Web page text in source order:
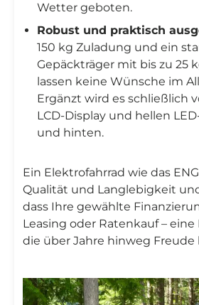
Wetter geboten.
Robust und praktisch
150 kg Zuladung und ein
Gepäckträger mit bis zu 25
lassen keine Wünsche im
Ergänzt wird es schließlich
LCD-Display und hellen
und hinten.
Ein Elektrofahrrad wie das
Qualität und Langlebigkeit
dass Ihre gewählte
Leasing oder Ratenkauf –
die über Jahre hinweg Freude